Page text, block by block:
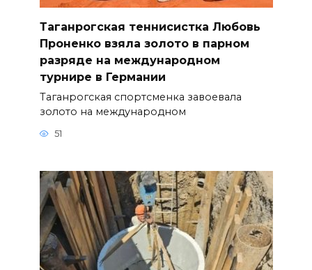
Таганрогская теннисистка Любовь
Проненко взяла золото в парном
разряде на международном
турнире в Германии
Таганрогская спортсменка завоевала
золото на международном
51